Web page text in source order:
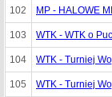
102 MP - HALOWE
103 WTK - WTK o
104 WTK - Turniej
105 WTK - Turniej